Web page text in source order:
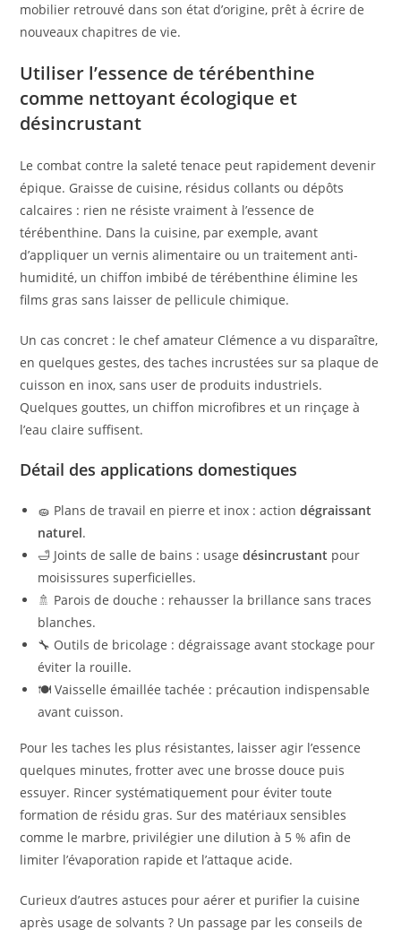
mobilier retrouvé dans son état d’origine, prêt à écrire de
nouveaux chapitres de vie.
Utiliser l’essence de térébenthine
comme nettoyant écologique et
désincrustant
Le combat contre la saleté tenace peut rapidement devenir
épique. Graisse de cuisine, résidus collants ou dépôts
calcaires : rien ne résiste vraiment à l’essence de
térébenthine. Dans la cuisine, par exemple, avant
d’appliquer un vernis alimentaire ou un traitement anti-
humidité, un chiffon imbibé de térébenthine élimine les
films gras sans laisser de pellicule chimique.
Un cas concret : le chef amateur Clémence a vu disparaître,
en quelques gestes, des taches incrustées sur sa plaque de
cuisson en inox, sans user de produits industriels.
Quelques gouttes, un chiffon microfibres et un rinçage à
l’eau claire suffisent.
Détail des applications domestiques
🧽 Plans de travail en pierre et inox : actiondégraissant
naturel.
🛁 Joints de salle de bains : usagedésincrustant pour
moisissures superficielles.
🚿 Parois de douche : rehausser la brillance sans traces
blanches.
🔧 Outils de bricolage : dégraissage avant stockage pour
éviter la rouille.
🍽 Vaisselle émaillée tachée : précaution indispensable
avant cuisson.
Pour les taches les plus résistantes, laisser agir l’essence
quelques minutes, frotter avec une brosse douce puis
essuyer. Rincer systématiquement pour éviter toute
formation de résidu gras. Sur des matériaux sensibles
comme le marbre, privilégier une dilution à 5 % afin de
limiter l’évaporation rapide et l’attaque acide.
Curieux d’autres astuces pour aérer et purifier la cuisine
après usage de solvants ? Un passage par les conseils de